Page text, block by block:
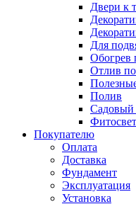
Двери к
Для
Обогрев
Отлив
Полив
Садовый
Покупателю
Оплата
Доставка
Фундамент
Эксплуатация
Установка